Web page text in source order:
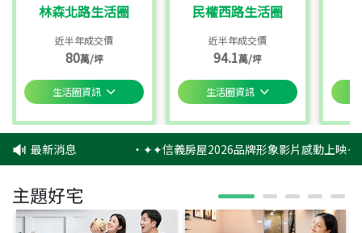
林森北路生活圈
近半年成交價
80萬/坪
生活圈資訊
民權西路生活圈
近半年成交價
94.1萬/坪
生活圈資訊
最新消息 ‧✦✦信義房屋2026品牌形象影片感動上映✦✦
主題好宅